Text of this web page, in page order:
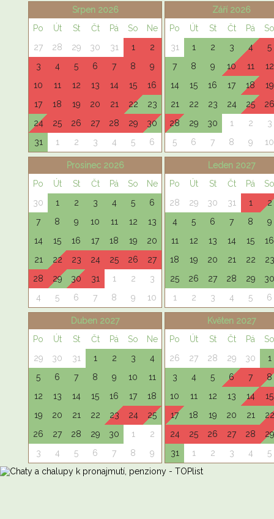
Srpen 2026
Po
Út St Čt Pá So
Ne
27
28 29 30 31 1
2
3
4 5 6 7 8
9
10
11 12 13 14 15
16
17
18 19 20 21 22
23
24
25 26 27 28 29
30
31
1 2 3 4 5 6
Září 2026
Po
Út St Čt Pá
So
31
1 2 3 4
5
7
8 9 10 11
12
14
15 16 17 18
19
21
22 23 24 25
26
28
29 30 1 2
3
5
6 7 8 9 10
Prosinec 2026
Po
Út St Čt Pá So
Ne
30
1 2 3 4 5
6
7
8 9 10 11 12
13
14
15 16 17 18 19
20
21
22 23 24 25 26
27
28
29 30 31 1 2
3
4
5 6 7 8 9 10
Leden 2027
Po
Út St Čt Pá
So
28
29 30 31 1
2
4
5 6 7 8
9
11
12 13 14 15
16
18
19 20 21 22
23
25
26 27 28 29
30
1
2 3 4 5 6
Duben 2027
Po
Út St Čt Pá So
Ne
29
30 31 1 2 3
4
5
6 7 8 9 10
11
12
13 14 15 16 17
18
19
20 21 22 23 24
25
26
27 28 29 30 1
2
3
4 5 6 7 8 9
Květen 2027
Po
Út St Čt Pá
So
26
27 28 29 30
1
3
4 5 6 7
8
10
11 12 13 14
15
17
18 19 20 21
22
24
25 26 27 28
29
31
1 2 3 4 5